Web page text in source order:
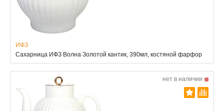
ИФЗ
Сахарница ИФЗ Волна Золотой кантик, 390мл, костяной фарфор
нет в наличии